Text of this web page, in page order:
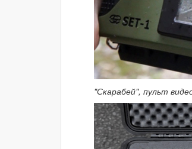
"Скарабей", пульт